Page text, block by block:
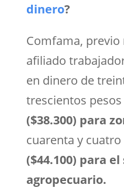
dinero?
Comfama,
afiliado
en dinero de
trescientos
($38.300) para
cuarenta y
($44.100) para
agropecuario.